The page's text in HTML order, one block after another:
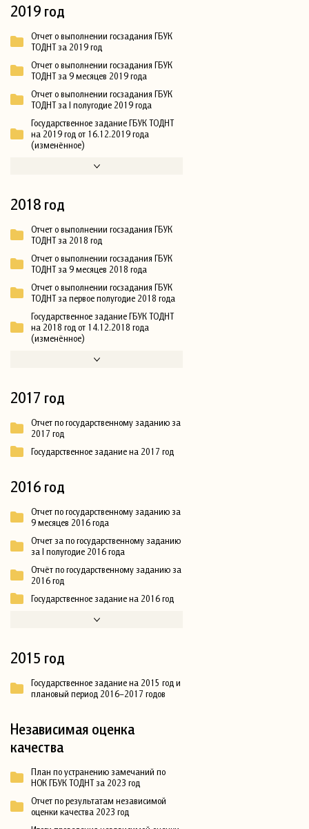
2019 год
Отчет о выполнении госзадания ГБУК
ТОДНТ за 2019 год
Отчет о выполнении госзадания ГБУК
ТОДНТ за 9 месяцев 2019 года
Отчет о выполнении госзадания ГБУК
ТОДНТ за I полугодие 2019 года
Государственное задание ГБУК ТОДНТ
на 2019 год от 16.12.2019 года
(изменённое)
2018 год
Отчет о выполнении госзадания ГБУК
ТОДНТ за 2018 год
Отчет о выполнении госзадания ГБУК
ТОДНТ за 9 месяцев 2018 года
Отчет о выполнении госзадания ГБУК
ТОДНТ за первое полугодие 2018 года
Государственное задание ГБУК ТОДНТ
на 2018 год от 14.12.2018 года
(изменённое)
2017 год
Отчет по государственному заданию за
2017 год
Государственное задание на 2017 год
2016 год
Отчет по государственному заданию за
9 месяцев 2016 года
Отчет за по государственному заданию
за I полугодие 2016 года
Отчёт по государственному заданию за
2016 год
Государственное задание на 2016 год
2015 год
Государственное задание на 2015 год и
плановый период 2016–2017 годов
Независимая оценка
качества
План по устранению замечаний по
НОК ГБУК ТОДНТ за 2023 год
Отчет по результатам независимой
оценки качества 2023 год